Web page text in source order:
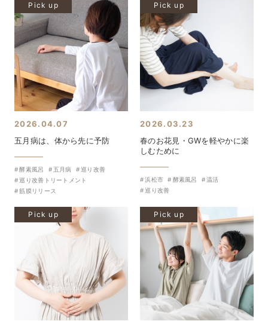
Pick up
2026.04.07
五月病は、体から先に予防
酵素風呂 五月病
巡り改善
巡り改善トリートメント
筋膜リリース
Pick up
2026.03.23
春のお花見・GWを軽やかに楽
しむために
浜松市 酵素風呂
温活
巡り改善
Pick up Pick up